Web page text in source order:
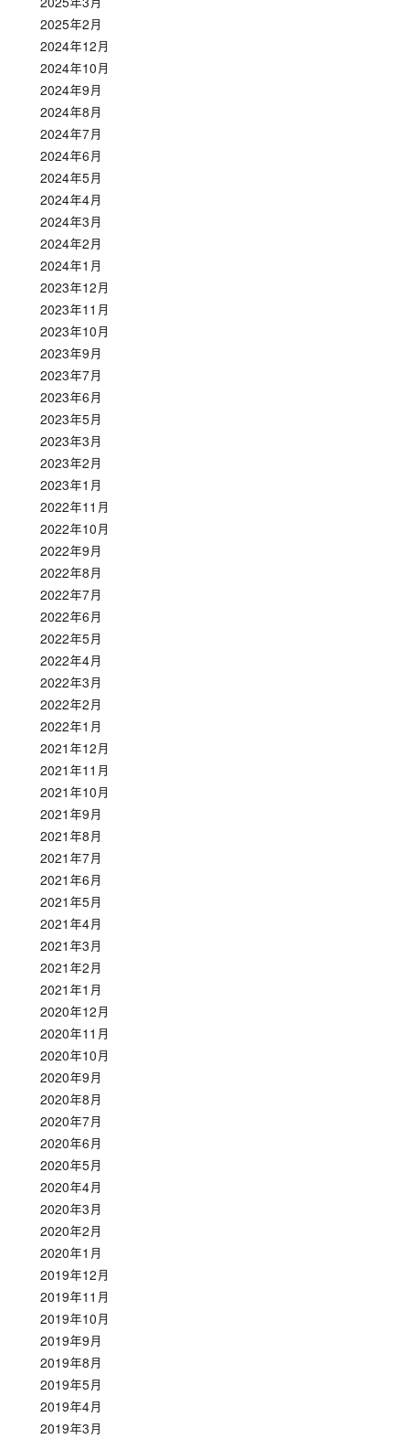
2025年2月
2024年12月
2024年10月
2024年9月
2024年8月
2024年7月
2024年6月
2024年5月
2024年4月
2024年3月
2024年2月
2024年1月
2023年12月
2023年11月
2023年10月
2023年9月
2023年7月
2023年6月
2023年5月
2023年3月
2023年2月
2023年1月
2022年11月
2022年10月
2022年9月
2022年8月
2022年7月
2022年6月
2022年5月
2022年4月
2022年3月
2022年2月
2022年1月
2021年12月
2021年11月
2021年10月
2021年9月
2021年8月
2021年7月
2021年6月
2021年5月
2021年4月
2021年3月
2021年2月
2021年1月
2020年12月
2020年11月
2020年10月
2020年9月
2020年8月
2020年7月
2020年6月
2020年5月
2020年4月
2020年3月
2020年2月
2020年1月
2019年12月
2019年11月
2019年10月
2019年9月
2019年8月
2019年5月
2019年4月
2019年3月